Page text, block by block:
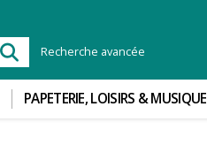
Recherche avancée
PAPETERIE, LOISIRS & MUSIQUE